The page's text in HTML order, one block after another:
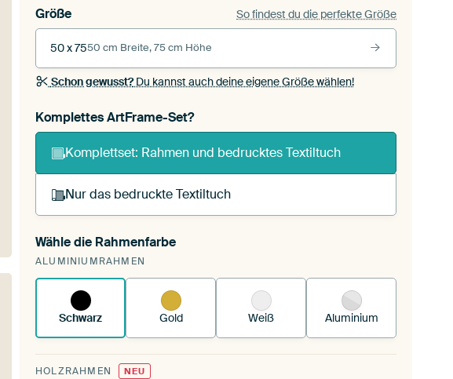
Größe So findest du die perfekte Größe
50 x 7550 cm Breite, 75 cm Höhe
Schon gewusst?Du kannst auch deine eigene Größe wählen!
Komplettes ArtFrame-Set?
Komplettset: Rahmen und bedrucktes Textiltuch
Nur das bedruckte Textiltuch
Du spannst einen wechselbaren Textiltuch in deinen
vorhandenen ArtFrame™.
Wähle die Rahmenfarbe
ALUMINIUMRAHMEN
Schwarz Gold Weiß Aluminium
HOLZRAHMEN NEU